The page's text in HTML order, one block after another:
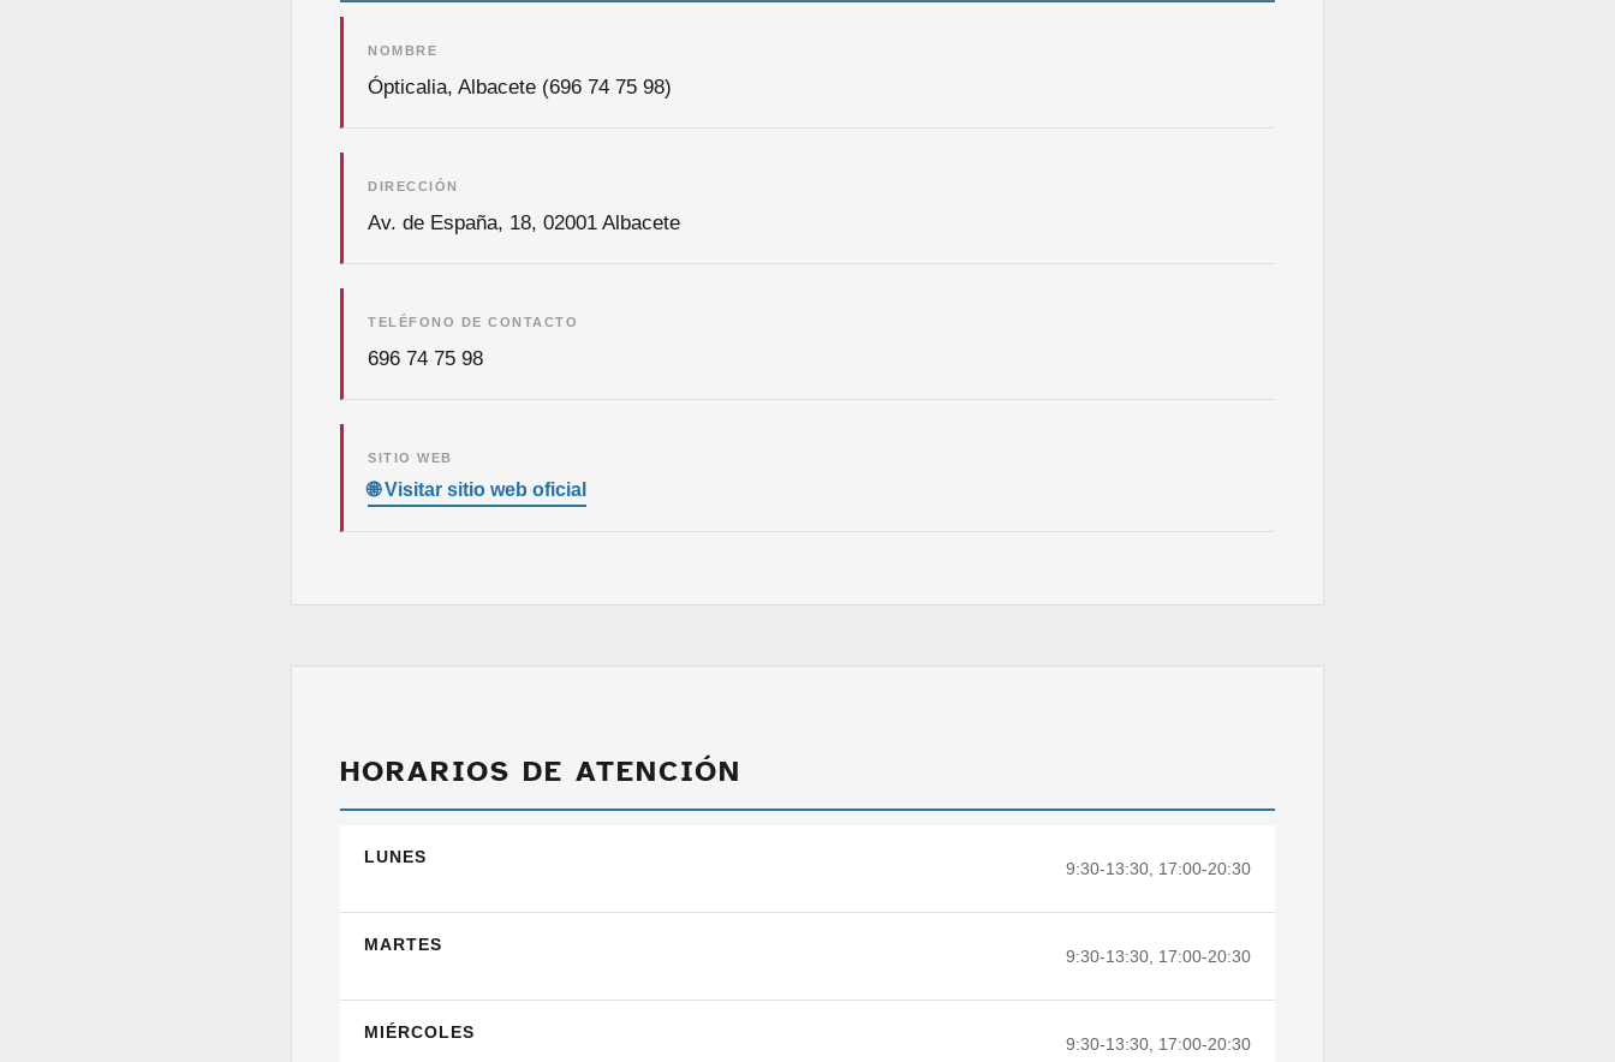
NOMBRE
Ópticalia, Albacete (696 74 75 98)
DIRECCIÓN
Av. de España, 18, 02001 Albacete
TELÉFONO DE CONTACTO
696 74 75 98
SITIO WEB
HORARIOS DE ATENCIÓN
LUNES
9:30-13:30, 17:00-20:30
MARTES
9:30-13:30, 17:00-20:30
MIÉRCOLES
9:30-13:30, 17:00-20:30